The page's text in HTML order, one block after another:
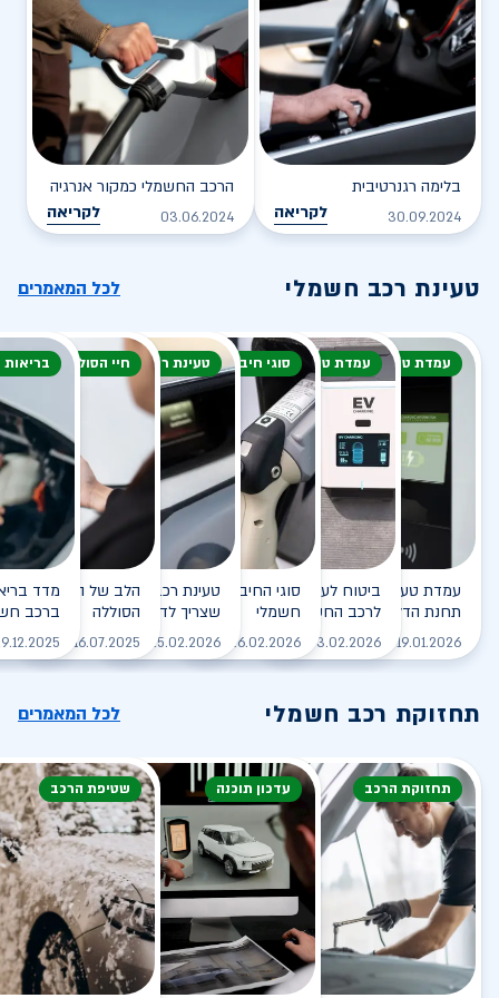
בלימה רגנרטיבית
30.09.2024 לקריאה
הרכב החשמלי כמקור אנרגיה
03.06.2024 לקריאה
טעינת רכב חשמלי לכל המאמרים
עמדת טעינה
עמדת טעינה - הסוף של
תחנת הדלק?
19.01.2026 לקריאה
עמדת טעינה
ביטוח לעמדת טעינה ביתית
לרכב החשמלי
03.02.2026 לקריאה
סוגי חיבור
סוגי החיבורים לטעינת רכב
חשמלי
26.02.2026 לקריאה
טעינת רכב חשמלי
טעינת רכב חשמלי - כל מה
שצריך לדעת
25.02.2026 לקריאה
חיי הסוללה
הלב של הרכב
הסוללה
16.07.2025
ברכב
תחזוקת רכב חשמלי לכל המאמרים
תחזוקת הרכב עדכון תוכנה שטיפת הרכב